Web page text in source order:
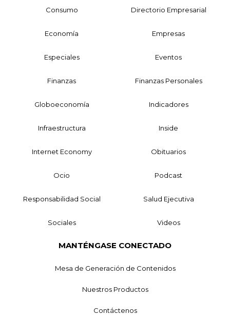
Consumo Directorio Empresarial
Economía Empresas
Especiales Eventos
Finanzas Finanzas Personales
Globoeconomía Indicadores
Infraestructura Inside
Internet Economy Obituarios
Ocio Podcast
Responsabilidad Social Salud Ejecutiva
Sociales Videos
MANTÉNGASE CONECTADO
Mesa de Generación de Contenidos
Nuestros Productos
Contáctenos